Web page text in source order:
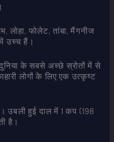
लोहा, फोलेट, तांबा, मैंगनीज
उच्च हैं।
के सबसे अच्छे स्रोतों में से
लोगों के लिए एक उत्कृष्ट
उबली हुई दाल में 1 कप (198
है।